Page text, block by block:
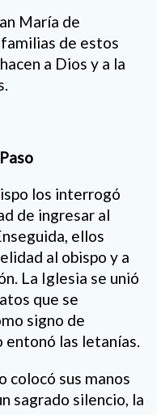
María de
de estos
a Dios y a la
los interrogó
de ingresar al
ellos
al obispo y a
La Iglesia se unió
que se
signo de
entonó las letanías.
colocó sus manos
sagrado silencio, la